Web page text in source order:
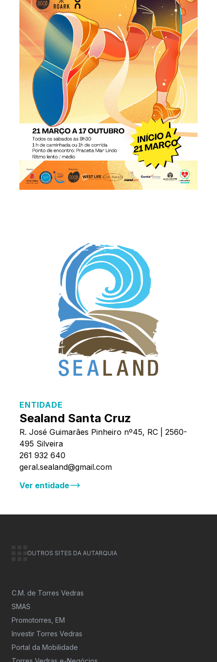
ENTIDADE
Sealand Santa Cruz
R. José Guimarães Pinheiro nº45, RC | 2560-
495 Silveira
261 932 640
geral.sealand@gmail.com
Ver entidade
OUTROS SITES DA AUTARQUIA
C.M. de Torres Vedras
SMAS
Promotorres, EM
Investir Torres Vedras
Portal da Mobilidade